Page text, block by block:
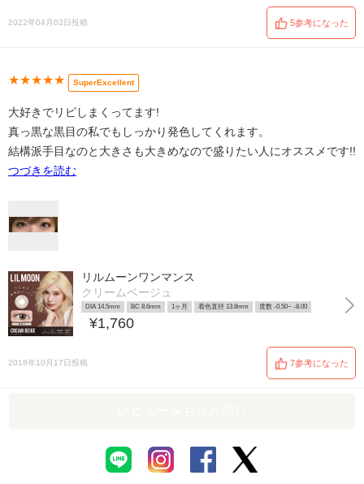
2022年04月02日投稿 5参考になった
★★★★★ SuperExcellent
大好きでリピしまくってます!
真っ黒な黒目の私でもしっかり発色してくれます。
結構派手目なのと大きさも大きめなので盛りたい人にオススメです!!
つづきを読む
リルムーンワンマンス
クリームベージュ
DIA 14.5mm BC 8.6mm 1ヶ月 着色直径 13.8mm 度数 -0.50~ -8.00
¥1,760
2018年10月17日投稿 7参考になった